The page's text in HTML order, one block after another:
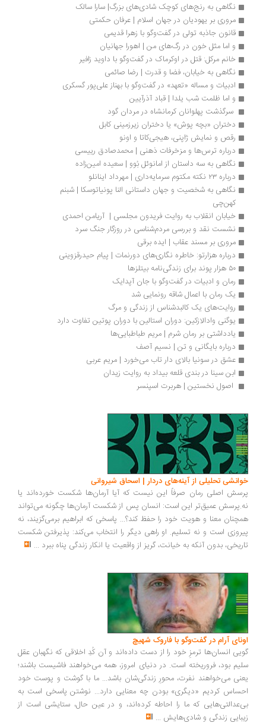
نگاهی به رنج‌های کوچک شادی‌های بزرگ| سارا سالک
مروری بر یهودیان در جهان اسلام | عرفان حکمتی
قانون جاذبه تولی در گفت‌وگو با زهرا قدیمی
و اما مثل خون در رگ‌های من | اهورا جهانیان
خانم مرکل: قتل در اوکرماک در گفت‌وگو با داوید زافیر
نگاهی به خیابان، فضا و قدرت | رضا صائمی
ادبیات و مساله «تعهد» در گفت‌وگو با بهناز علی‌پور گسکری
و اما ظلمت شب یلدا | قباد آذرآیین
سرگذشت‌ پهلوانان کرمانشاه در مردان گود
دختران «بچه پوش» یا دختران زیرزمینی کابل
رقص و نمایش ژاپنی، هیجی‌کاتا و اونو
درباره ترس‌ها و مزخرفات ذهنی | محمدصادق رییسی
نگاهی به سه داستان از امانوئل بُوو | سعیده امین‌زاده
درباره ۲۳ نکته مکتوم سرمایه‌داری | مهرداد اینانلو
نگاهی به شخصیت و جهان داستانی النا پونیاتوسکا | شبنم
خیابان انقلاب به روایت فریدون مجلسی |  آریامن احمدی
نشست نقد و بررسی مردم‌شناسی در روزگار جنگ سرد
مروری بر مسند عقاب | ایده برقی
درباره هزارتو: خاطره نگاری‌های دورنمات | پیام حیدرقزوینی
رمان و ادبیات در گفت‌وگو با جان آپدایک
یک رمان با اعمال شاقه رونمایی شد
روایت‌های یک کالبدشناس از زندگی و مرگ
یوگنی وادالازکین: دوران استالین با دوران پوتین تفاوت دارد
یادداشتی بر رمان شرم | مریم طباطبایی‌ها
درباره بایگانی و تن | نسیم آصف
عشق در سونیا بالای‌ دار تاب می‌خورد | مریم عربی
ابن سینا در بندی قلعه بیداد به روایت زیدان
اصول نخستین | هربرت اسپنسر
تحلیلی از آینه‌های دردار | اسحاق شیروانی
اصلی رمان صرفاً این نیست که آیا آرمان‌ها شکست خورده‌اند یا
عمیق‌تر این است: انسان پس از شکست آرمان‌ها چگونه می‌تواند
معنا و هویت خود را حفظ کند؟... پاسخی که ابراهیم برمی‌گزیند، نه
است و نه تسلیم. او راهی دیگر را انتخاب می‌کند: پذیرفتن شکست
بدون آنکه به خیانت، گریز از واقعیت یا انکار زندگی پناه ببرد...
آرام در گفت‌وگو با فاروک شهیچ‭
انسان‌ها ترمزِ خود را از دست داده‌اند و آن کُدِ اخلاقی که نگهبان عقل
بود، فروریخته است. در دنیای امروز، همه می‌خواهند فاشیست باشند؛
می‌خواهند نفرت، محورِ زندگی‌شان باشد... ما با گوشت و پوست خود
کردیم «دیگری» بودن چه معنایی دارد... نوشتن پاسخی است به
که ما را احاطه کرده‌اند، و در عین حال، ستایشی است از
زندگی و شادی‌هایش...